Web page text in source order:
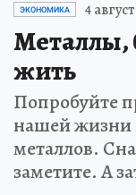
ЭКОНОМИКА 4
Металлы,
жить
Попробуйте
нашей жизни
металлов.
заметите. А